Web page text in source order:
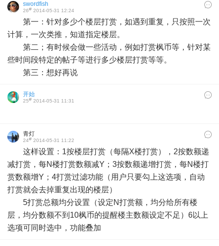
swordfish
26# 2014-05-31 12:24
第一：针对多少个楼层打赏，如遇到重复，只按照一次
计算，一次类推，知道指定楼层。
第二；有时候会做一些活动，例如打赏枫币等，针对某
些时间段特定的帖子等进行多少楼层打赏等等。
第三：想好再说
开始
25# 2014-05-31 11:31
青灯
24# 2014-05-31 11:22
这样设置：1按楼层打赏（每隔X楼打赏），2按数额递
减打赏，每N楼打赏数额减Y；3按数额递增打赏，每N楼打
赏数额增Y；4打赏过滤功能（用户只要勾上这选项，自动
打赏就会去掉重复出现的楼层）
5打赏总额均分设置（设定N打赏额，均分给所有楼
层，均分数额不到10枫币的提醒楼主数额设定不足）6以上
选项可同时选中，功能叠加